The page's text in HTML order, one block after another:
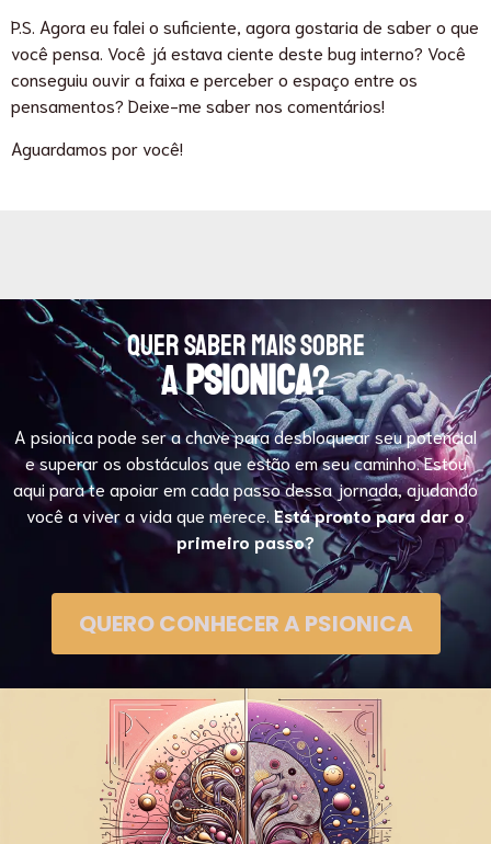
P.S. Agora eu falei o suficiente, agora gostaria de saber o que
você pensa. Você já estava ciente deste bug interno? Você
conseguiu ouvir a faixa e perceber o espaço entre os
pensamentos? Deixe-me saber nos comentários!
Aguardamos por você!
Quer saber mais sobre
aPSIONICA?
A psionica pode ser a chave para desbloquear seu potencial
e superar os obstáculos que estão em seu caminho. Estou
aqui para te apoiar em cada passo dessa jornada, ajudando
você a viver a vida que merece. Está pronto para dar o
primeiro passo?
QUERO CONHECER A PSIONICA